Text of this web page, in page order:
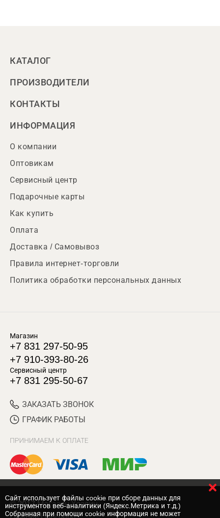
КАТАЛОГ
ПРОИЗВОДИТЕЛИ
КОНТАКТЫ
ИНФОРМАЦИЯ
О компании
Оптовикам
Сервисный центр
Подарочные карты
Как купить
Оплата
Доставка / Самовывоз
Правила интернет-торговли
Политика обработки персональных данных
Магазин
+7 831 297-50-95
+7 910-393-80-26
Сервисный центр
+7 831 295-50-67
ЗАКАЗАТЬ ЗВОНОК
ГРАФИК РАБОТЫ
ПРИНИМАЕМ К ОПЛАТЕ
© 2017 Магазин Хозяин
Нижний Новгород
Cайт использует файлы cookie при сборе данных для
инструментов веб-аналитики (Яндекс.Метрика и т.д.)
Собранная при помощи cookie информация не может